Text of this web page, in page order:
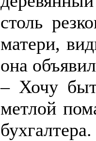
столь
матери,
она
– Хочу
метлой
бухгалтера.